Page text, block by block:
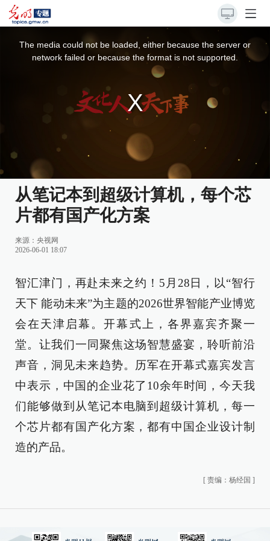
The media could not be loaded, either because the server or
network failed or because the format is not supported.
从笔记本到超级计算机，每个芯
片都有国产化方案
来源： 央视网
2026-06-01 18:07
智汇津门，再赴未来之约！5月28日，以“智行
天下 能动未来”为主题的2026世界智能产业博览
会在天津启幕。开幕式上，各界嘉宾齐聚一
堂。让我们一同聚焦这场智慧盛宴，聆听前沿
声音，洞见未来趋势。历军在开幕式嘉宾发言
中表示，中国的企业花了10余年时间，今天我
们能够做到从笔记本电脑到超级计算机，每一
个芯片都有国产化方案，都有中国企业设计制
造的产品。
[ 责编：杨经国 ]